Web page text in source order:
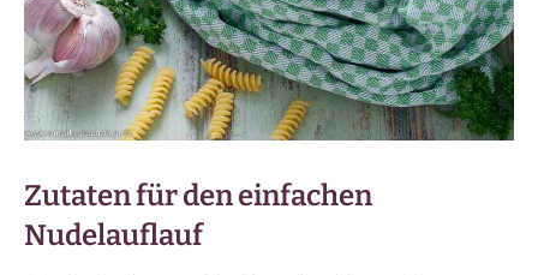
Zutaten für den einfachen
Nudelauflauf